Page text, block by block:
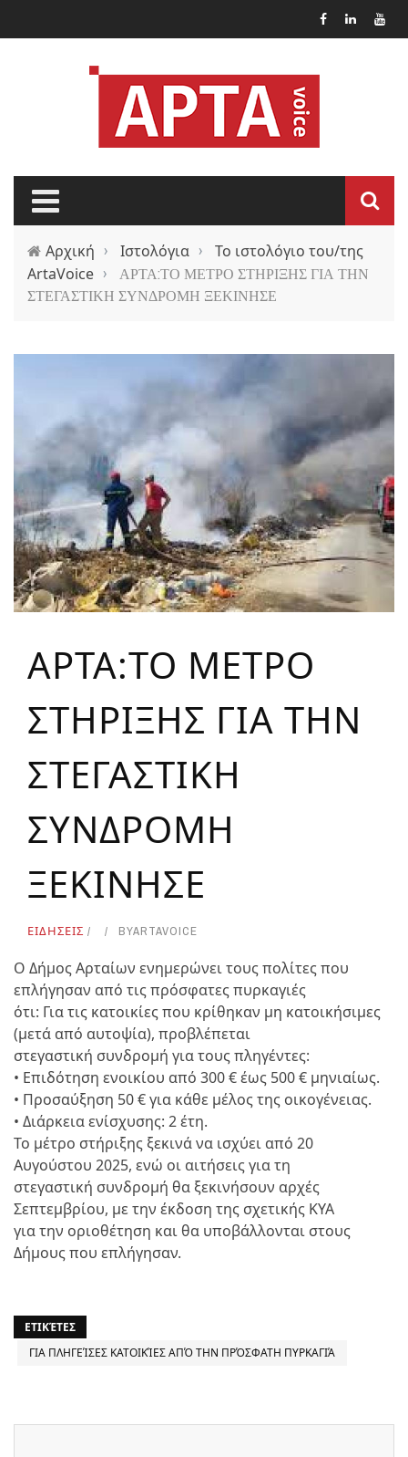
Αρχική › Ιστολόγια ›
Το ιστολόγιο του/της
ArtaVoice ›
ΑΡΤΑ:ΤΟ ΜΕΤΡΟ ΣΤΗΡΙΞΗΣ ΓΙΑ ΤΗΝ
ΣΤΕΓΑΣΤΙΚΗ ΣΥΝΔΡΟΜΗ ΞΕΚΙΝΗΣΕ
ΑΡΤΑ:ΤΟ ΜΕΤΡΟ
ΣΤΗΡΙΞΗΣ ΓΙΑ ΤΗΝ
ΣΤΕΓΑΣΤΙΚΗ
ΣΥΝΔΡΟΜΗ
ΞΕΚΙΝΗΣΕ
ΕΙΔΗΣΕΙΣ BYARTAVOICE
Ο Δήμος Αρταίων ενημερώνει τους πολίτες που
επλήγησαν από τις πρόσφατες πυρκαγιές
ότι: Για τις κατοικίες που κρίθηκαν μη κατοικήσιμες
(μετά από αυτοψία), προβλέπεται
στεγαστική συνδρομή για τους πληγέντες:
• Επιδότηση ενοικίου από 300 € έως 500 € μηνιαίως.
• Προσαύξηση 50 € για κάθε μέλος της οικογένειας.
• Διάρκεια ενίσχυσης: 2 έτη.
Το μέτρο στήριξης ξεκινά να ισχύει από 20
Αυγούστου 2025, ενώ οι αιτήσεις για τη
στεγαστική συνδρομή θα ξεκινήσουν αρχές
Σεπτεμβρίου, με την έκδοση της σχετικής ΚΥΑ
για την οριοθέτηση και θα υποβάλλονται στους
Δήμους που επλήγησαν.
ΕΤΙΚΈΤΕΣ
ΓΙΑ ΠΛΗΓΕΊΣΕΣ ΚΑΤΟΙΚΊΕΣ ΑΠΌ ΤΗΝ ΠΡΌΣΦΑΤΗ ΠΥΡΚΑΓΙΆ